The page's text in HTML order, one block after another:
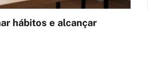
hábitos e alcançar